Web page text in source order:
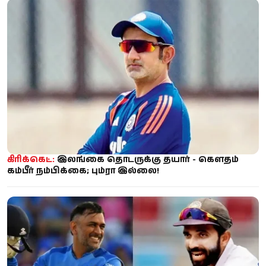
கிரிக்கெட்: இலங்கை தொடருக்கு தயார் - கௌதம்
கம்பீர் நம்பிக்கை; பும்ரா இல்லை!